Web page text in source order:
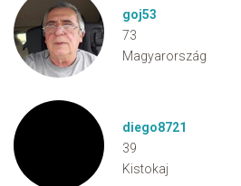
goj53
73
Magyarország
diego8721
39
Kistokaj